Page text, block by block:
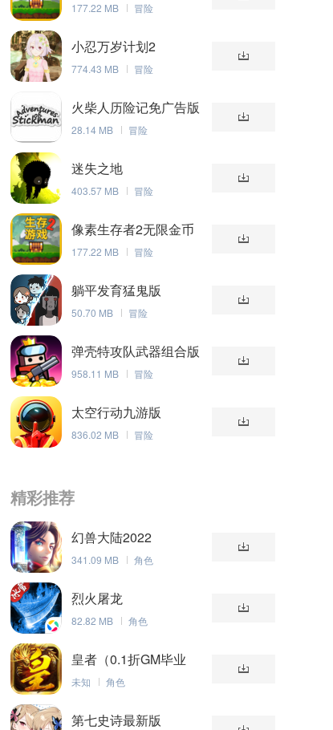
177.22 MB 冒险
小忍万岁计划2
774.43 MB 冒险
火柴人历险记免广告版
28.14 MB 冒险
迷失之地
403.57 MB 冒险
像素生存者2无限金币
版
177.22 MB 冒险
躺平发育猛鬼版
50.70 MB 冒险
弹壳特攻队武器组合版
958.11 MB 冒险
太空行动九游版
836.02 MB 冒险
精彩推荐
幻兽大陆2022
341.09 MB 角色
烈火屠龙
82.82 MB 角色
皇者（0.1折GM毕业
版）
未知 角色
第七史诗最新版